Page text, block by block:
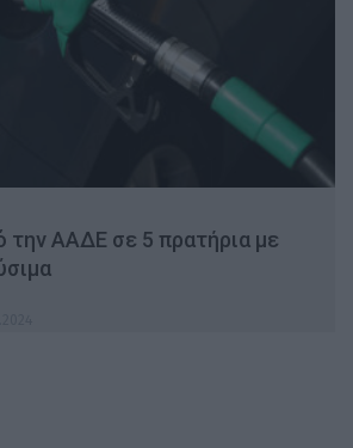
την ΑΑΔΕ σε 5 πρατήρια με